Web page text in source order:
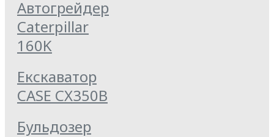
Автогрейдер
Caterpillar
160K
Екскаватор
CASE CX350B
Бульдозер